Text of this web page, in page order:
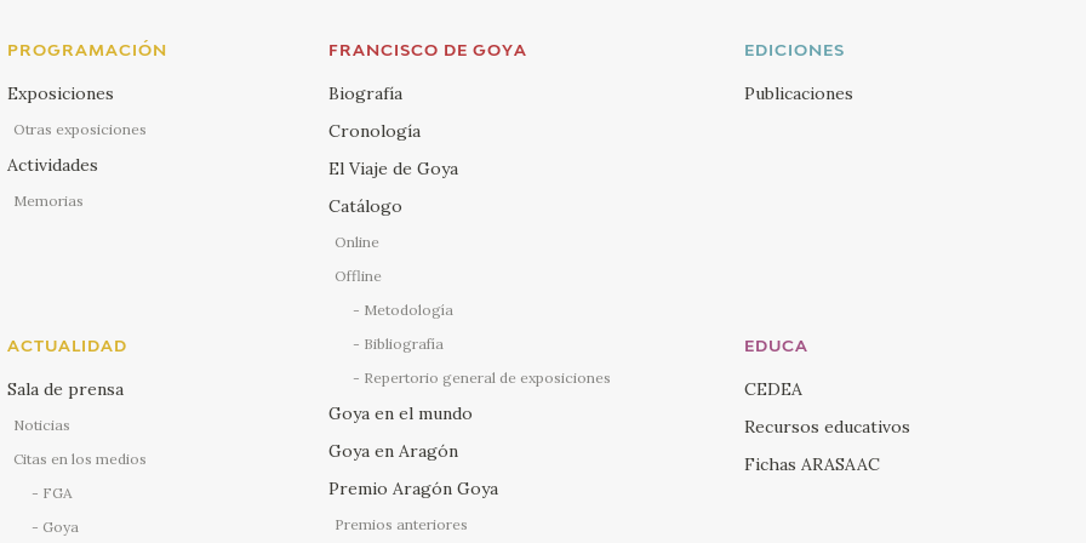
PROGRAMACIÓN
Exposiciones
Otras exposiciones
Actividades
Memorias
ACTUALIDAD
Sala de prensa
Noticias
Citas en los medios
FGA
Goya
FRANCISCO DE GOYA
Biografía
Cronología
El Viaje de Goya
Catálogo
Online
Offline
Metodología
Bibliografía
Repertorio general de exposiciones
Goya en el mundo
Goya en Aragón
Premio Aragón Goya
Premios anteriores
EDICIONES
Publicaciones
EDUCA
CEDEA
Recursos educativos
Fichas ARASAAC